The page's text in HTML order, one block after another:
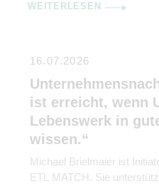
WEITERLESEN
16.07.2026
ist erreicht, wenn
Lebenswerk in
wissen.“
Michael Brielmaier ist
ETL MATCH. Sie